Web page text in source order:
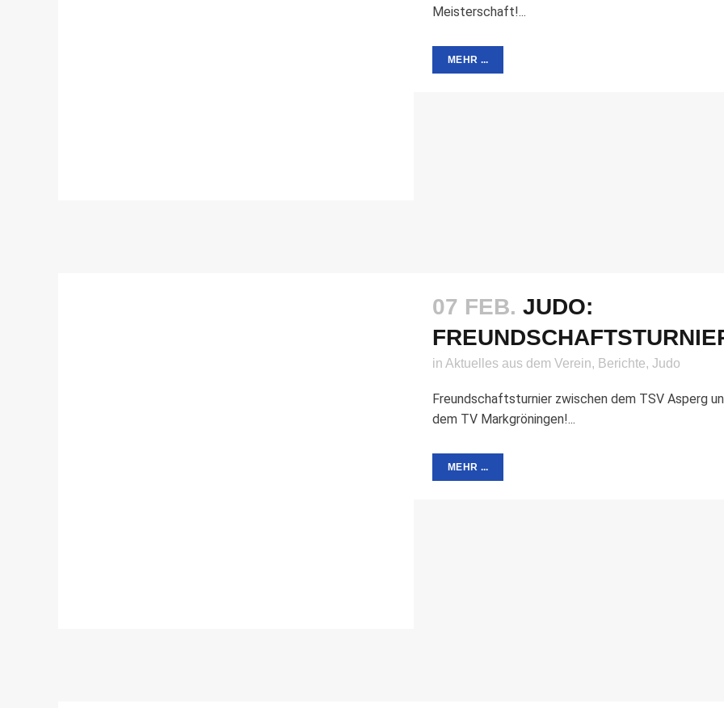
Meisterschaft!...
MEHR ...
07 FEB. JUDO:
in Aktuelles aus dem Verein, Berichte, Judo
Freundschaftsturnier zwischen dem TSV Asperg
dem TV Markgröningen!...
MEHR ...